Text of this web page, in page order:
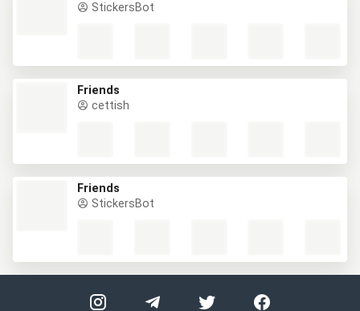
StickersBot
Friends
cettish
Friends
StickersBot